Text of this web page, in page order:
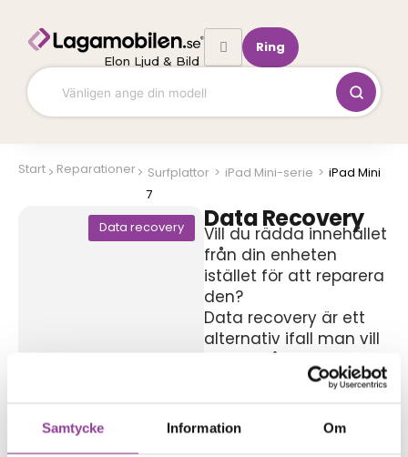
Samtycke Information Om
innehåll
Elon Ljud & Bild
Ring
Start Reparationer Surfplattor > iPad Mini-serie > iPad Mini
7
Data recovery
Data Recovery
Vill du rädda innehållet
från din enheten
istället för att reparera
den?
Data recovery är ett
alternativ ifall man vill
komma åt sin
information och data